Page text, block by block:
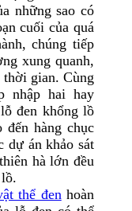
những sao có
cuối của quá
chúng tiếp
xung quanh,
gian. Cùng
nhập hai hay
đen khổng lồ
hàng chục
dự án khảo sát
hà lớn đều
thể đen hoàn